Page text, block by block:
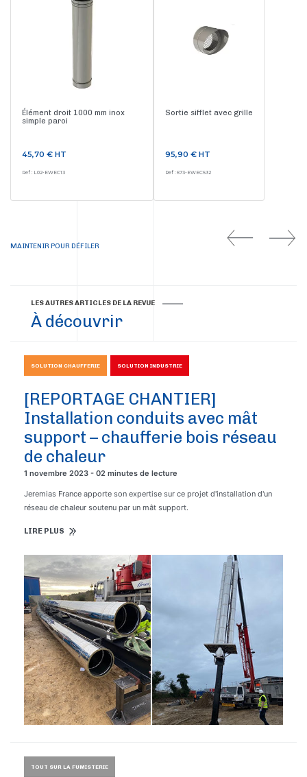
Élément droit 1000 mm inox
simple paroi
Prix
45,70 € HT
Ref : L02-EWEC13
Sortie sifflet avec grille
Prix
95,90 € HT
Ref : 673-EWEC532
MAINTENIR POUR DÉFILER
LES AUTRES ARTICLES DE LA REVUE
À découvrir
SOLUTION CHAUFFERIE SOLUTION INDUSTRIE
[REPORTAGE CHANTIER]
Installation conduits avec mât
support – chaufferie bois réseau
de chaleur
1 novembre 2023 - 02 minutes de lecture
Jeremias France apporte son expertise sur ce projet d'installation d'un
réseau de chaleur soutenu par un mât support.
LIRE PLUS
TOUT SUR LA FUMISTERIE